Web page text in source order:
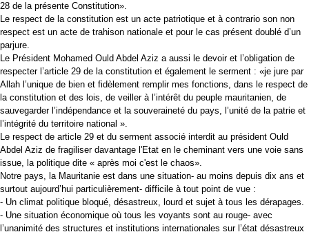
28 de la présente Constitution».
Le respect de la constitution est un acte patriotique et à contrario son non
respect est un acte de trahison nationale et pour le cas présent doublé d’un
parjure.
Le Président Mohamed Ould Abdel Aziz a aussi le devoir et l’obligation de
respecter l’article 29 de la constitution et également le serment : «je jure par
Allah l’unique de bien et fidèlement remplir mes fonctions, dans le respect de
la constitution et des lois, de veiller à l’intérêt du peuple mauritanien, de
sauvegarder l’indépendance et la souveraineté du pays, l’unité de la patrie et
l’intégrité du territoire national ».
Le respect de article 29 et du serment associé interdit au président Ould
Abdel Aziz de fragiliser davantage l'Etat en le cheminant vers une voie sans
issue, la politique dite « après moi c'est le chaos».
Notre pays, la Mauritanie est dans une situation- au moins depuis dix ans et
surtout aujourd’hui particulièrement- difficile à tout point de vue :
- Un climat politique bloqué, désastreux, lourd et sujet à tous les dérapages.
- Une situation économique où tous les voyants sont au rouge- avec
l’unanimité des structures et institutions internationales sur l’état désastreux